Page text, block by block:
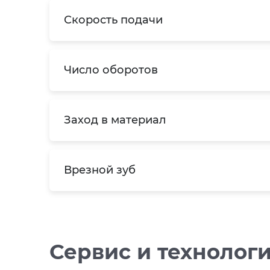
Скорость подачи
Число оборотов
Заход в материал
Врезной зуб
Сервис и